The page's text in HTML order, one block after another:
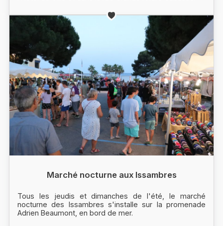
Marché nocturne aux Issambres
Tous les jeudis et dimanches de l'été, le marché
nocturne des Issambres s'installe sur la promenade
Adrien Beaumont, en bord de mer.